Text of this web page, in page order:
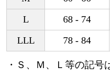
L 68 - 74
LLL 78 - 84
・Ｓ、Ｍ、Ｌ等の記号